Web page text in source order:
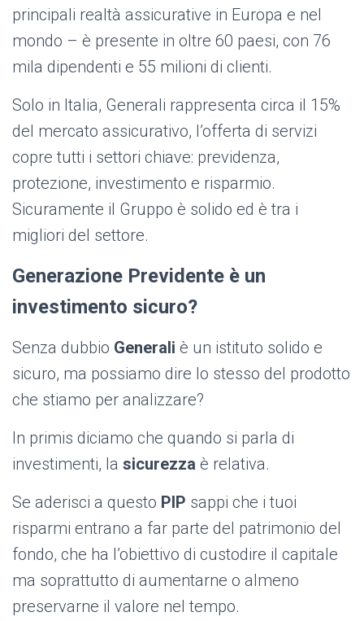
principali realtà assicurative in Europa e nel
mondo – è presente in oltre 60 paesi, con 76
mila dipendenti e 55 milioni di clienti.
Solo in Italia, Generali rappresenta circa il 15%
del mercato assicurativo, l’offerta di servizi
copre tutti i settori chiave: previdenza,
protezione, investimento e risparmio.
Sicuramente il Gruppo è solido ed è tra i
migliori del settore.
Generazione Previdente è un
investimento sicuro?
Senza dubbio Generali è un istituto solido e
sicuro, ma possiamo dire lo stesso del prodotto
che stiamo per analizzare?
In primis diciamo che quando si parla di
investimenti, la sicurezza è relativa.
Se aderisci a questo PIP sappi che i tuoi
risparmi entrano a far parte del patrimonio del
fondo, che ha l’obiettivo di custodire il capitale
ma soprattutto di aumentarne o almeno
preservarne il valore nel tempo.